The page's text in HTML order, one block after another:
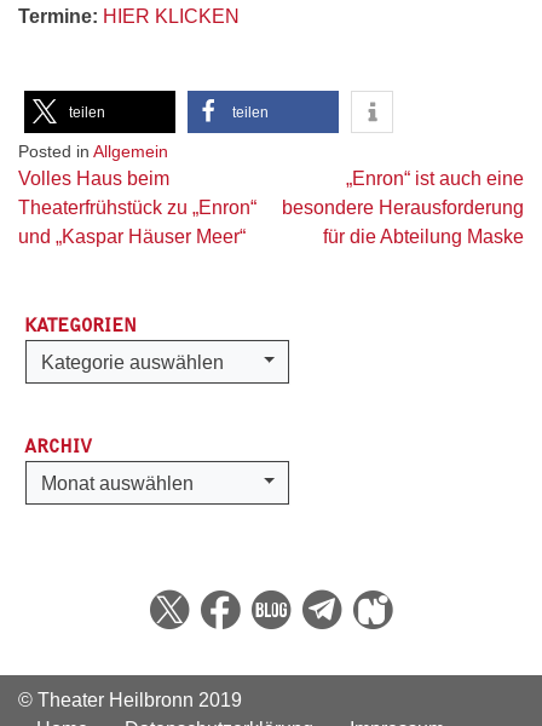
Termine: HIER KLICKEN
teilen teilen
Posted in Allgemein
Beitragsnavigation
Volles Haus beim
Theaterfrühstück zu „Enron“
und „Kaspar Häuser Meer“
„Enron“ ist auch eine
besondere Herausforderung
für die Abteilung Maske
KATEGORIEN
Kategorien
Kategorie auswählen
ARCHIV
Archiv
Monat auswählen
© Theater Heilbronn 2019